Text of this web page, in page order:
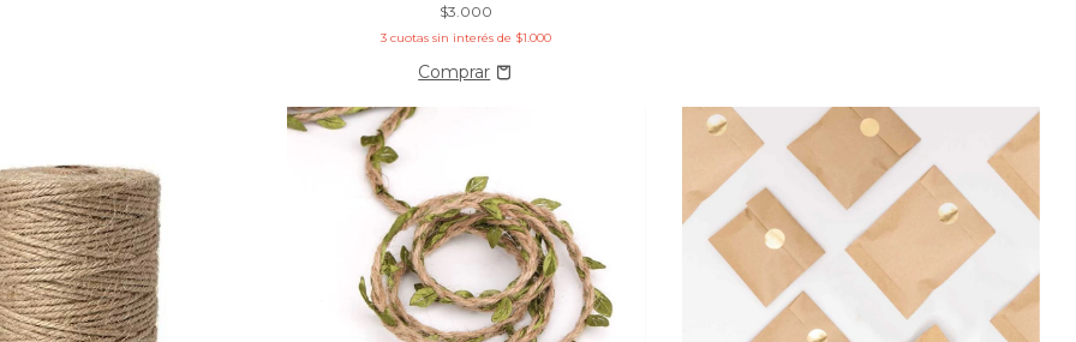
$3.000
3 cuotas sin interés de $1.000